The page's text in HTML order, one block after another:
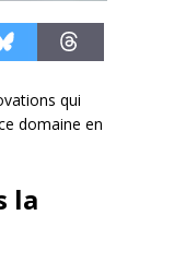
qui
domaine en
la